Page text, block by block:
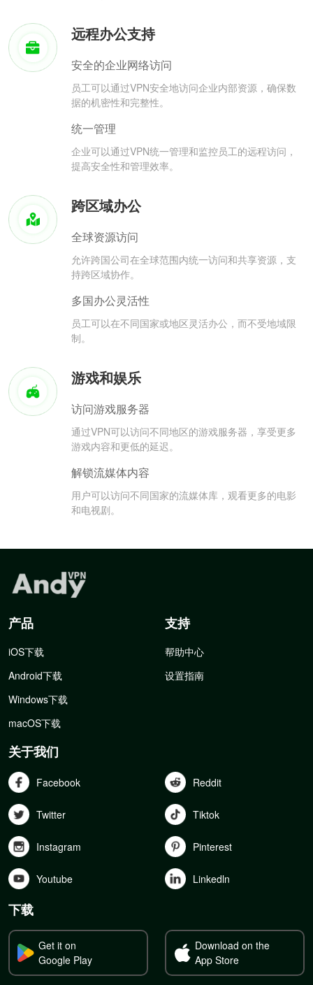
远程办公支持
安全的企业网络访问
员工可以通过VPN安全地访问企业内部资源，确保数
据的机密性和完整性。
统一管理
企业可以通过VPN统一管理和监控员工的远程访问，
提高安全性和管理效率。
跨区域办公
全球资源访问
允许跨国公司在全球范围内统一访问和共享资源，支
持跨区域协作。
多国办公灵活性
员工可以在不同国家或地区灵活办公，而不受地域限
制。
游戏和娱乐
访问游戏服务器
通过VPN可以访问不同地区的游戏服务器，享受更多
游戏内容和更低的延迟。
解锁流媒体内容
用户可以访问不同国家的流媒体库，观看更多的电影
和电视剧。
产品
iOS下载
Android下载
Windows下载
macOS下载
支持
帮助中心
设置指南
关于我们
Facebook Reddit
Twitter Tiktok
Instagram Pinterest
Youtube Linkedln
下载
Get it on
Google Play
Download on the
App Store